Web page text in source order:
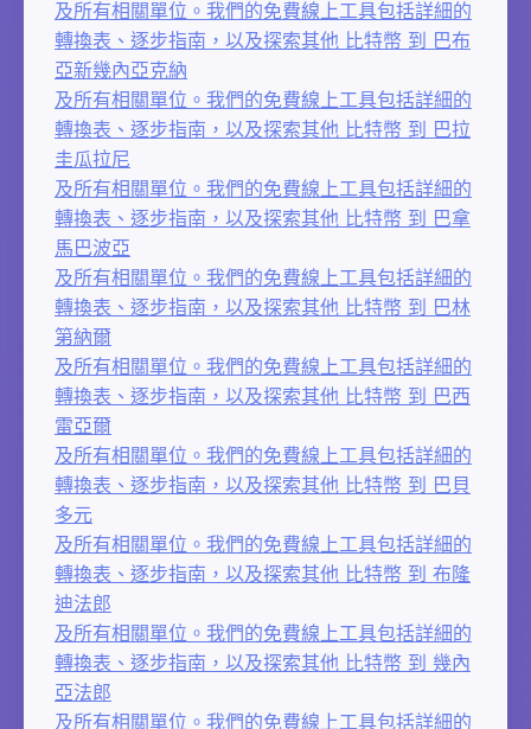
及所有相關單位。我們的免費線上工具包括詳細的
轉換表、逐步指南，以及探索其他 比特幣 到 巴布
亞新幾內亞克納
及所有相關單位。我們的免費線上工具包括詳細的
轉換表、逐步指南，以及探索其他 比特幣 到 巴拉
圭瓜拉尼
及所有相關單位。我們的免費線上工具包括詳細的
轉換表、逐步指南，以及探索其他 比特幣 到 巴拿
馬巴波亞
及所有相關單位。我們的免費線上工具包括詳細的
轉換表、逐步指南，以及探索其他 比特幣 到 巴林
第納爾
及所有相關單位。我們的免費線上工具包括詳細的
轉換表、逐步指南，以及探索其他 比特幣 到 巴西
雷亞爾
及所有相關單位。我們的免費線上工具包括詳細的
轉換表、逐步指南，以及探索其他 比特幣 到 巴貝
多元
及所有相關單位。我們的免費線上工具包括詳細的
轉換表、逐步指南，以及探索其他 比特幣 到 布隆
迪法郎
及所有相關單位。我們的免費線上工具包括詳細的
轉換表、逐步指南，以及探索其他 比特幣 到 幾內
亞法郎
及所有相關單位。我們的免費線上工具包括詳細的